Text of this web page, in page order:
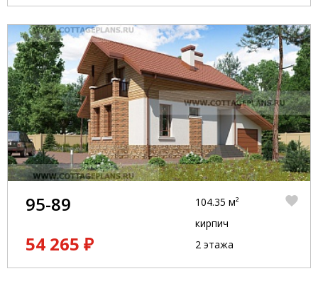
95-89
54 265 ₽
104.35 м²
кирпич
2 этажа